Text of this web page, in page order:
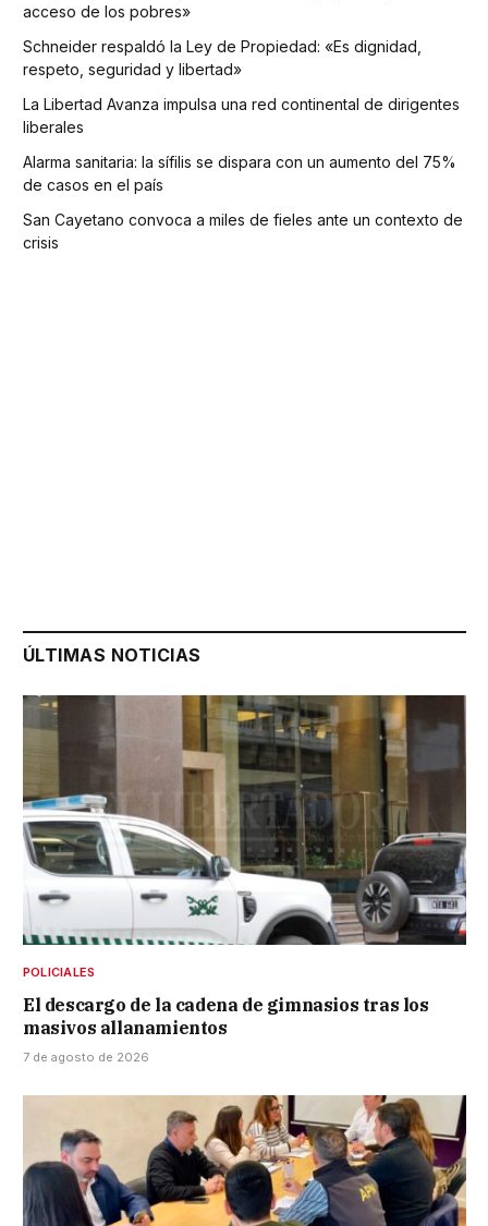
acceso de los pobres»
Schneider respaldó la Ley de Propiedad: «Es dignidad,
respeto, seguridad y libertad»
La Libertad Avanza impulsa una red continental de dirigentes
liberales
Alarma sanitaria: la sífilis se dispara con un aumento del 75%
de casos en el país
San Cayetano convoca a miles de fieles ante un contexto de
crisis
ÚLTIMAS NOTICIAS
POLICIALES
El descargo de la cadena de gimnasios tras los
masivos allanamientos
7 de agosto de 2026